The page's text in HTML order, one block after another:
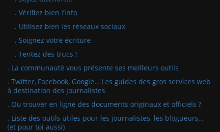
. Vérifiez bien l’info
. Utilisez bien les réseaux sociaux
. Soignez votre écriture
. Tentez des trucs !
. La communauté vous présente ses meilleurs outils
. Twitter, Facebook, Google… Les guides des gros services web
à destination des journalistes
. Ou trouver en ligne des documents originaux et officiels ?
. Liste des outils utiles pour les journalistes, les blogueurs…
(et pour toi aussi)